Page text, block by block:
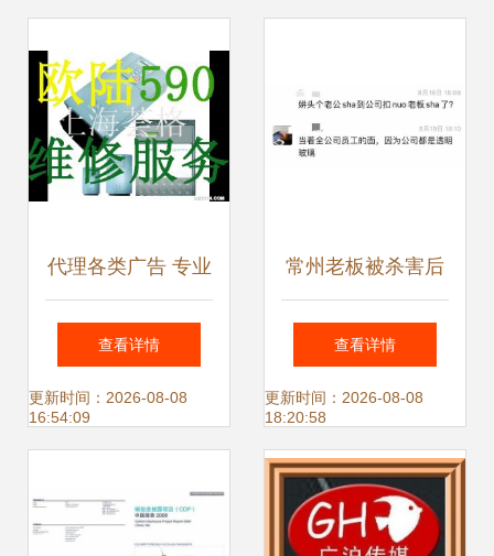
代理各类广告 专业
服务助力品牌传播
查看详情
更新时间：2026-08-08
16:54:09
常州老板被杀害后
续 知情人披露致命
细节，双亲悲痛昏
厥
查看详情
更新时间：2026-08-08
18:20:58